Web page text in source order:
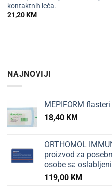
kontaktnih leća.
21,20KM
NAJNOVIJI
MEPIFORM
18,40 KM
ORTHOMOL
proizvod za
osobe sa
119,00 KM